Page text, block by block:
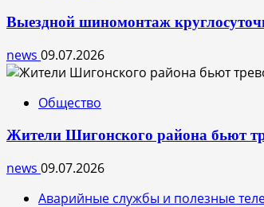
Выездной шиномонтаж
news 09.07.2026
Общество
Жители Шигонского района бьют
news 09.07.2026
Аварийные службы и полезные